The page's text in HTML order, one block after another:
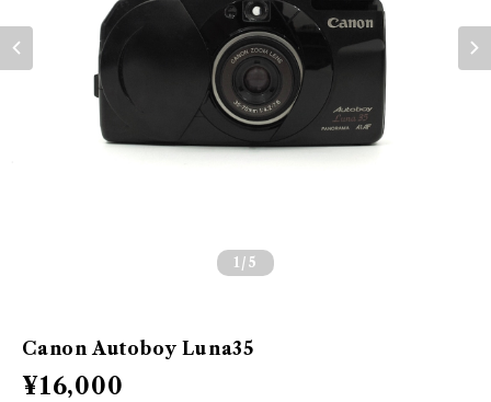
1 /5
Canon Autoboy Luna35
¥16,000